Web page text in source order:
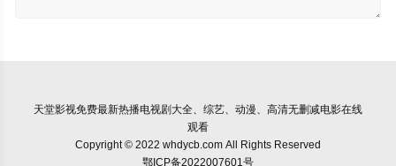
天堂影视免费最新热播电视剧大全、综艺、动漫、高清无删减电影在线
观看
Copyright © 2022 whdycb.com All Rights Reserved
鄂ICP备2022007601号